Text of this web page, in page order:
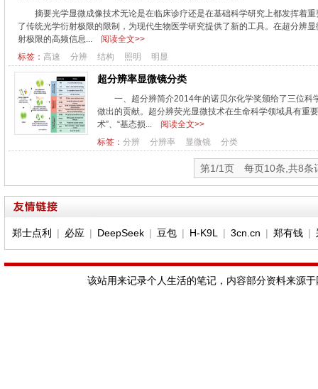
摘要光学显微成像技术无论是在临床诊疗还是在基础科学研究上都发挥着
了传统光学衍射极限的限制，为现代生物医学研究提供了新的工具。在超分辨
射极限的高频信息...
阅读全文>>
标签： 高速 分辨 结构 照明 明显
超分辨率显微镜分类
一、超分辨简介2014年的诺贝尔化学奖颁给了三位
做出的贡献。超分辨荧光显微技术在生命科学领域具有重
术”、“基态损...
阅读全文>>
标签： 分辨 分辨率 显微镜 分类
第1/1页 每页10条,共8条
郑士点利 | 必应 | DeepSeek| 豆包| H-K9L | 3cn.cn | 郑有钱|
该站用来记录个人生活的笔记，内容部分资料来源